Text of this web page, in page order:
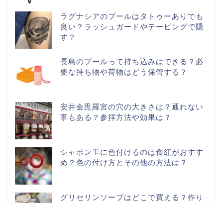
ラグナシアのプールはタトゥーありでも
良い？ラッシュガードやテーピングで隠
す？
長島のプールって持ち込みはできる？必
要な持ち物や荷物はどう保管する？
安井金毘羅宮の穴の大きさは？通れない
事もある？参拝方法や効果は？
シャボン玉に色付けるのは食紅がおすす
め？色の付け方とその他の方法は？
グリセリンソープはどこで買える？作り